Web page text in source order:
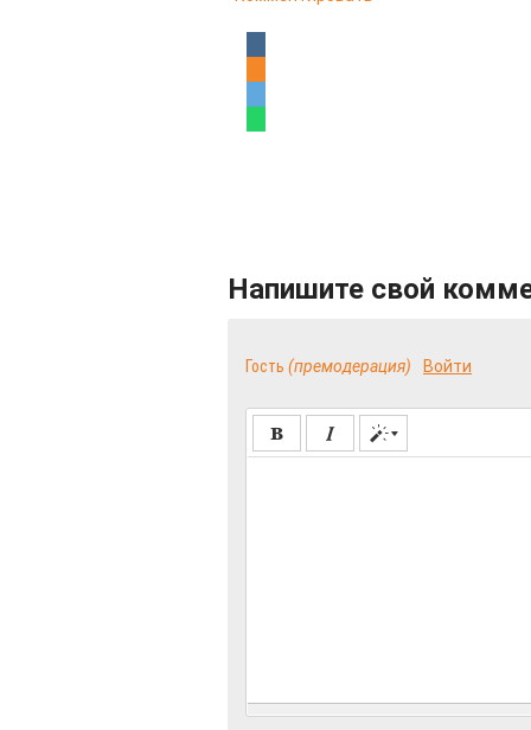
Напишите свой
Гость (премодерация) Войти